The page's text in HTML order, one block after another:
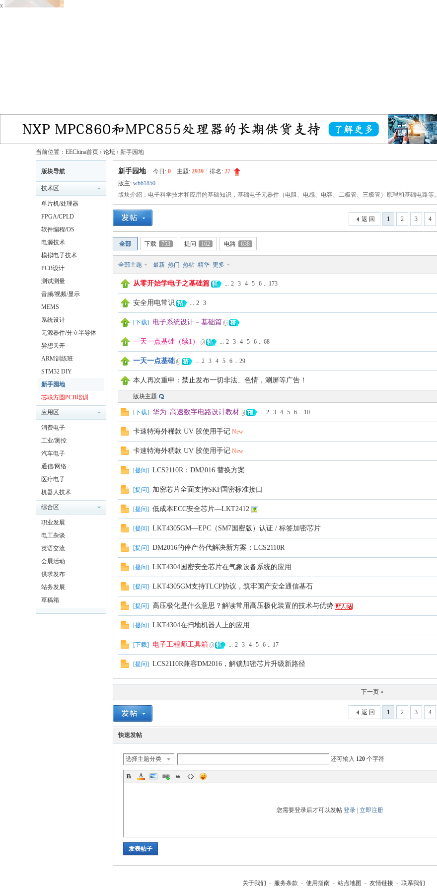
x
当前位置： EEChina首页 › 论坛 › 新手园地
版块导航
技术区
单片机/处理器
FPGA/CPLD
软件编程/OS
电源技术
模拟电子技术
PCB设计
测试测量
音频/视频/显示
MEMS
系统设计
无源器件/分立半导体
异想天开
ARM训练班
STM32 DIY
新手园地
芯联方圆PCB培训
应用区
消费电子
工业/测控
汽车电子
通信/网络
医疗电子
机器人技术
综合区
职业发展
电工杂谈
英语交流
会展活动
供求发布
站务发展
草稿箱
新手园地 今日: 0 主题: 2939 排名: 27
版主: wb61850
版块介绍：电子科学技术和应用的基础知识，基础电子元器件（电阻、电感、电容、二极管、三极管）原理和基础电路等。
1 2 3 4
返 回
全部 下载 753 提问 162 电路 638
全部主题 最新 热门 热帖 精华 更多
从零开始学电子之基础篇 ... 2 3 4 5 6 .. 173
安全用电常识 ... 2 3
[下载] 电子系统设计－基础篇
一天一点基础（续1） ... 2 3 4 5 6 .. 68
一天一点基础 ... 2 3 4 5 6 .. 29
本人再次重申：禁止发布一切非法、色情，涮屏等广告！
版块主题
[下载] 华为_高速数字电路设计教材 ... 2 3 4 5 6 .. 10
卡速特海外稀款 UV 胶使用手记 New
卡速特海外稠款 UV 胶使用手记 New
[提问] LCS2110R：DM2016 替换方案
[提问] 加密芯片全面支持SKF国密标准接口
[提问] 低成本ECC安全芯片—LKT2412
[提问] LKT4305GM—EPC（SM7国密版）认证 / 标签加密芯片
[提问] DM2016的停产替代解决新方案：LCS2110R
[提问] LKT4304国密安全芯片在气象设备系统的应用
[提问] LKT4305GM支持TLCP协议，筑牢国产安全通信基石
[提问] 高压极化是什么意思？解读常用高压极化装置的技术与优势
[提问] LKT4304在扫地机器人上的应用
[下载] 电子工程师工具箱 ... 2 3 4 5 6 .. 17
[提问] LCS2110R兼容DM2016，解锁加密芯片升级新路径
下一页 »
1 2 3 4
返 回
快速发帖
选择主题分类 还可输入 120 个字符
您需要登录后才可以发帖 登录 立即注册
发表帖子
关于我们 - 服务条款 - 使用指南 - 站点地图 - 友情链接 - 联系我们